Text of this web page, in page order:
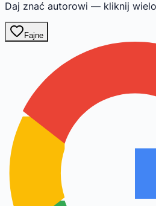
Daj znać autorowi — kliknij
Fajne